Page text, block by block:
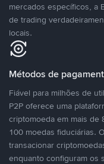
mercados específicos, a
de trading
locais.
Métodos de
Fiável para milhões de
P2P oferece uma
criptomoeda em mais de
100 moedas fiduciárias.
transacionar
enquanto configuram os